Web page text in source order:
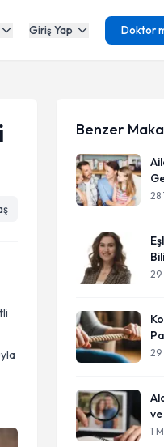
Giriş Yap Doktor
Benzer
28
29
29
1